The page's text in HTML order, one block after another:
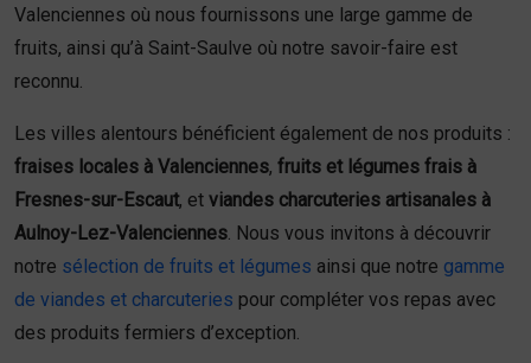
Valenciennes où nous fournissons une large gamme de
fruits, ainsi qu’à Saint-Saulve où notre savoir-faire est
reconnu.
Les villes alentours bénéficient également de nos produits :
fraises locales à Valenciennes, fruits et légumes frais à
Fresnes-sur-Escaut, et viandes charcuteries artisanales à
Aulnoy-Lez-Valenciennes . Nous vous invitons à découvrir
notre sélection de fruits et légumes ainsi que notre gamme
de viandes et charcuteries pour compléter vos repas avec
des produits fermiers d’exception.